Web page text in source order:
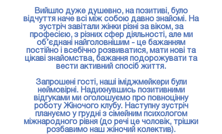
Вийшло дуже душевно, на позитиві, було
відчуття наче всі між собою давно знайомі. На
зустріч завітали жінки різні за віком, за
професією, з різних сфер діяльності, але ми
об’єднані найголовнішим - це бажанням
постійно і всебічно розвиватися, мати нові та
цікаві знайомства, бажання подорожувати та
вести активний спосіб життя.
Запрошені гості, наші іміджмейкери були
неймовірні. Надихнувшись позитивними
відгуками ми оголошуємо про повноцінну
роботу Жіночого клубу. Наступну зустріч
плануємо у грудні з сімейним психологом
міжнародного рівня (до речі це чоловік, трішки
розбавимо наш жіночий колектив).